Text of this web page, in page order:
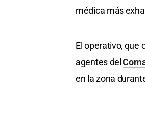
médica más
El operativo, que
agentes del
en la zona